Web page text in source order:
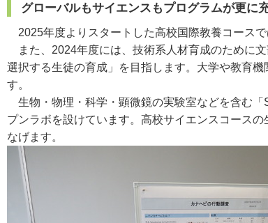
グローバルもサイエンスもプログラムが更に
2025年度よりスタートした高校国際教養コース
また、2024年度には、技術系人材育成のために
選択する生徒の育成」を目指します。大学や教育
す。
生物・物理・科学・顕微鏡の実験室などを含む「
プンラボを設けています。高校サイエンスコース
なげます。